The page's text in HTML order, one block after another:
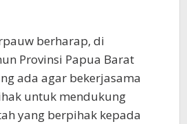
berharap, di
Provinsi Papua Barat
ada agar bekerjasama
untuk mendukung
yang berpihak kepada